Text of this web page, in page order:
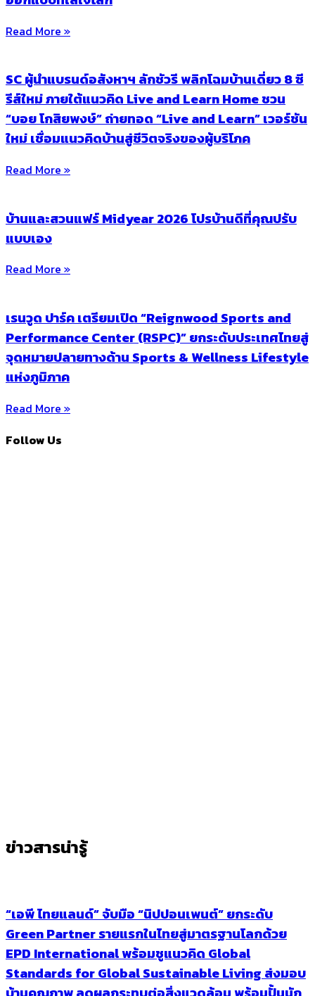
Read More »
SC ผู้นำแบรนด์อสังหาฯ ลักชัวรี พลิกโฉมบ้านเดี่ยว 8 ซี
รีส์ใหม่ ภายใต้แนวคิด Live and Learn Home ชวน
“บอย โกสิยพงษ์” ถ่ายทอด “Live and Learn” เวอร์ชัน
ใหม่ เชื่อมแนวคิดบ้านสู่ชีวิตจริงของผู้บริโภค
Read More »
บ้านและสวนแฟร์ Midyear 2026 โปรบ้านดีที่คุณปรับ
แบบเอง
Read More »
เรนวูด ปาร์ค เตรียมเปิด “Reignwood Sports and
Performance Center (RSPC)” ยกระดับประเทศไทยสู่
จุดหมายปลายทางด้าน Sports & Wellness Lifestyle
แห่งภูมิภาค
Read More »
Follow Us
ข่าวสารน่ารู้
“เอพี ไทยแลนด์” จับมือ “นิปปอนเพนต์” ยกระดับ
Green Partner รายแรกในไทยสู่มาตรฐานโลกด้วย
EPD International พร้อมชูแนวคิด Global
Standards for Global Sustainable Living ส่งมอบ